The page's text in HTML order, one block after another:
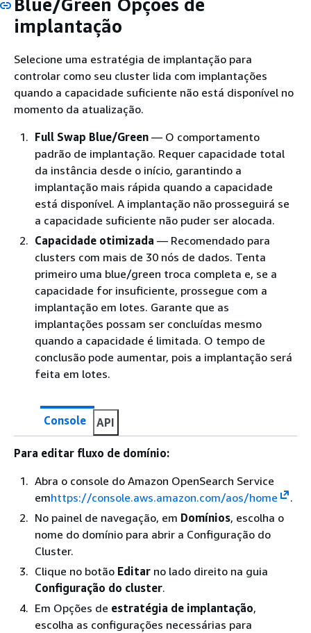
Blue/Green Opções de
implantação
Selecione uma estratégia de implantação para
controlar como seu cluster lida com implantações
quando a capacidade suficiente não está disponível no
momento da atualização.
Full Swap Blue/Green — O comportamento
padrão de implantação. Requer capacidade total
da instância desde o início, garantindo a
implantação mais rápida quando a capacidade
está disponível. A implantação não prosseguirá se
a capacidade suficiente não puder ser alocada.
Capacidade otimizada — Recomendado para
clusters com mais de 30 nós de dados. Tenta
primeiro uma blue/green troca completa e, se a
capacidade for insuficiente, prossegue com a
implantação em lotes. Garante que as
implantações possam ser concluídas mesmo
quando a capacidade é limitada. O tempo de
conclusão pode aumentar, pois a implantação será
feita em lotes.
Console API
Para editar fluxo de domínio:
Abra o console do Amazon OpenSearch Service
emhttps://console.aws.amazon.com/aos/home
.
No painel de navegação, em Domínios, escolha o
nome do domínio para abrir a Configuração do
Cluster.
Clique no botão Editar no lado direito na guia
Configuração do cluster.
Em Opções de estratégia de implantação,
escolha as configurações necessárias para